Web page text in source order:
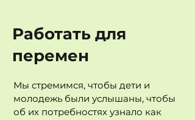
Работать для
перемен
Мы стремимся, чтобы дети и
молодежь были услышаны, чтобы
об их потребностях узнало как